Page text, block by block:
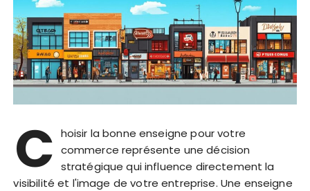
C hoisir la bonne enseigne pour votre
commerce représente une décision
stratégique qui influence directement la
visibilité et l'image de votre entreprise. Une enseigne